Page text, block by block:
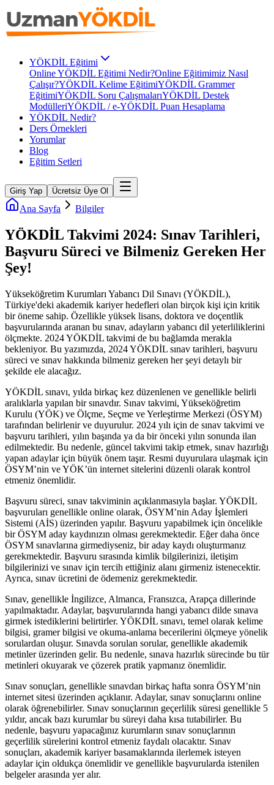
YÖKDİL Eğitimi
Online YÖKDİL Eğitimi Nedir?Online Eğitimimiz Nasıl
Çalışır?YÖKDİL Kelime EğitimiYÖKDİL Grammer
EğitimiYÖKDİL Soru ÇalışmalarıYÖKDİL Destek
ModülleriYÖKDİL / e-YÖKDİL Puan Hesaplama
YÖKDİL Nedir?
Ders Örnekleri
Yorumlar
Blog
Eğitim Setleri
Giriş Yap Ücretsiz Üye Ol
Ana Sayfa Bilgiler
YÖKDİL Takvimi 2024: Sınav Tarihleri,
Başvuru Süreci ve Bilmeniz Gereken Her
Şey!
Yükseköğretim Kurumları Yabancı Dil Sınavı (YÖKDİL),
Türkiye'deki akademik kariyer hedefleri olan birçok kişi için kritik
bir öneme sahip. Özellikle yüksek lisans, doktora ve doçentlik
başvurularında aranan bu sınav, adayların yabancı dil yeterliliklerini
ölçmekte. 2024 YÖKDİL takvimi de bu bağlamda merakla
bekleniyor. Bu yazımızda, 2024 YÖKDİL sınav tarihleri, başvuru
süreci ve sınav hakkında bilmeniz gereken her şeyi detaylı bir
şekilde ele alacağız.
YÖKDİL sınavı, yılda birkaç kez düzenlenen ve genellikle belirli
aralıklarla yapılan bir sınavdır. Sınav takvimi, Yükseköğretim
Kurulu (YÖK) ve Ölçme, Seçme ve Yerleştirme Merkezi (ÖSYM)
tarafından belirlenir ve duyurulur. 2024 yılı için de sınav takvimi ve
başvuru tarihleri, yılın başında ya da bir önceki yılın sonunda ilan
edilmektedir. Bu nedenle, güncel takvimi takip etmek, sınav hazırlığı
yapan adaylar için büyük önem taşır. Resmi duyurulara ulaşmak için
ÖSYM’nin ve YÖK’ün internet sitelerini düzenli olarak kontrol
etmeniz önemlidir.
Başvuru süreci, sınav takviminin açıklanmasıyla başlar. YÖKDİL
başvuruları genellikle online olarak, ÖSYM’nin Aday İşlemleri
Sistemi (AİS) üzerinden yapılır. Başvuru yapabilmek için öncelikle
bir ÖSYM aday kaydınızın olması gerekmektedir. Eğer daha önce
ÖSYM sınavlarına girmediyseniz, bir aday kaydı oluşturmanız
gerekmektedir. Başvuru sırasında kimlik bilgilerinizi, iletişim
bilgilerinizi ve sınav için tercih ettiğiniz alanı girmeniz istenecektir.
Ayrıca, sınav ücretini de ödemeniz gerekmektedir.
Sınav, genellikle İngilizce, Almanca, Fransızca, Arapça dillerinde
yapılmaktadır. Adaylar, başvurularında hangi yabancı dilde sınava
girmek istediklerini belirtirler. YÖKDİL sınavı, temel olarak kelime
bilgisi, gramer bilgisi ve okuma-anlama becerilerini ölçmeye yönelik
sorulardan oluşur. Sınavda sorulan sorular, genellikle akademik
metinler üzerinden gelir. Bu nedenle, sınava hazırlık sürecinde bu tür
metinleri okuyarak ve çözerek pratik yapmanız önemlidir.
Sınav sonuçları, genellikle sınavdan birkaç hafta sonra ÖSYM’nin
internet sitesi üzerinden açıklanır. Adaylar, sınav sonuçlarını online
olarak öğrenebilirler. Sınav sonuçlarının geçerlilik süresi genellikle 5
yıldır, ancak bazı kurumlar bu süreyi daha kısa tutabilirler. Bu
nedenle, başvuru yapacağınız kurumların sınav sonuçlarının
geçerlilik sürelerini kontrol etmeniz faydalı olacaktır. Sınav
sonuçları, akademik kariyer basamaklarında ilerlemek isteyen
adaylar için oldukça önemlidir ve genellikle başvurularda istenilen
belgeler arasında yer alır.